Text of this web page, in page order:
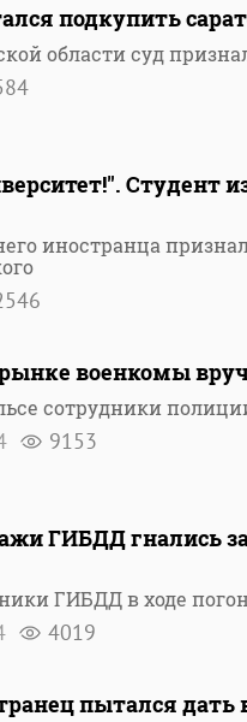
подкупить
области суд
Студент
иностранца
военкомы
сотрудники
9153
ГИБДД гнались
ГИБДД в ходе
4019
пытался